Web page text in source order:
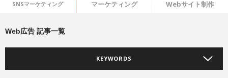
SNSマーケティング マーケティング Webサイト制作
Web広告 記事一覧
KEYWORDS